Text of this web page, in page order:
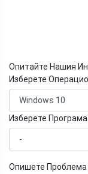
Опитайте Нашия
Изберете
Изберете
Опишете Проблема